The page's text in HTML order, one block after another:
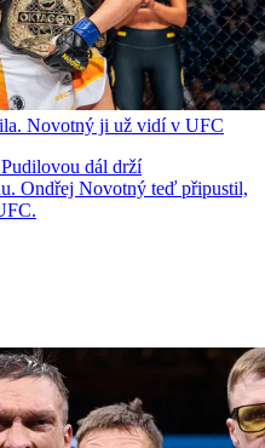
Novotný ji už vidí v UFC
dál drží
Ondřej Novotný teď připustil,